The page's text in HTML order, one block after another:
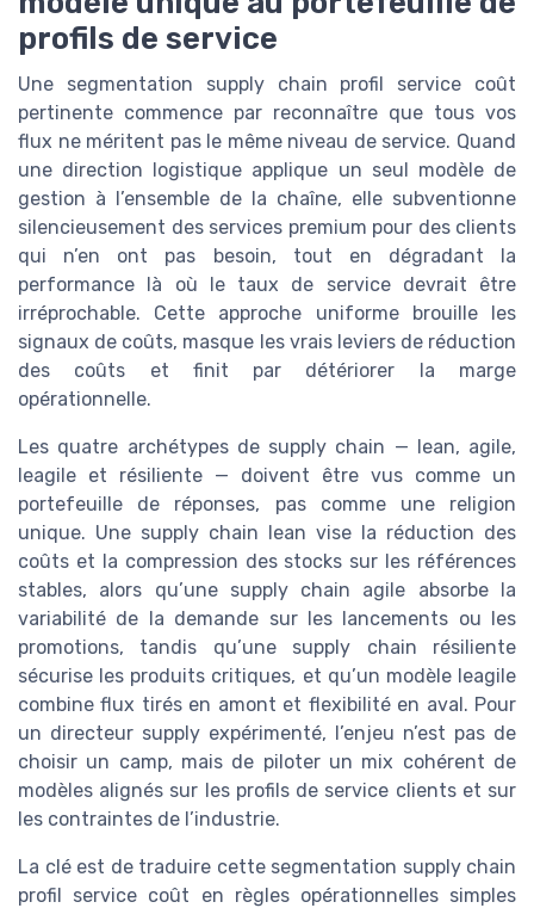
profils de service
Une segmentation supply chain profil service coût
pertinente commence par reconnaître que tous vos
flux ne méritent pas le même niveau de service. Quand
une direction logistique applique un seul modèle de
gestion à l’ensemble de la chaîne, elle subventionne
silencieusement des services premium pour des clients
qui n’en ont pas besoin, tout en dégradant la
performance là où le taux de service devrait être
irréprochable. Cette approche uniforme brouille les
signaux de coûts, masque les vrais leviers de réduction
des coûts et finit par détériorer la marge
opérationnelle.
Les quatre archétypes de supply chain — lean, agile,
leagile et résiliente — doivent être vus comme un
portefeuille de réponses, pas comme une religion
unique. Une supply chain lean vise la réduction des
coûts et la compression des stocks sur les références
stables, alors qu’une supply chain agile absorbe la
variabilité de la demande sur les lancements ou les
promotions, tandis qu’une supply chain résiliente
sécurise les produits critiques, et qu’un modèle leagile
combine flux tirés en amont et flexibilité en aval. Pour
un directeur supply expérimenté, l’enjeu n’est pas de
choisir un camp, mais de piloter un mix cohérent de
modèles alignés sur les profils de service clients et sur
les contraintes de l’industrie.
La clé est de traduire cette segmentation supply chain
profil service coût en règles opérationnelles simples